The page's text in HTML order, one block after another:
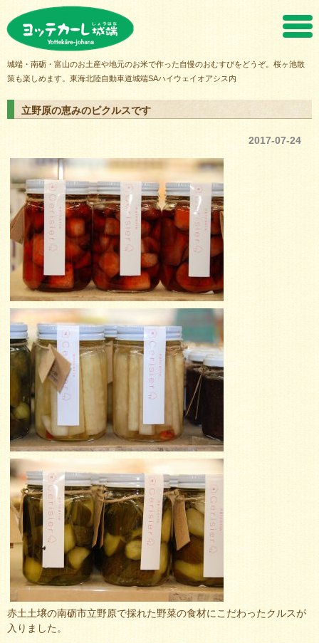
城端・南砺・富山のお土産や地元のお米で作った自慢のおむすびをどうぞ。桜ヶ池散
策も楽しめます。東海北陸自動車道城端SAハイウェイオアシス内
立野原の恵みのピクルスです
2017-07-24
赤土土壌の南砺市立野原で採れた野菜の食材にこだわったクルスが
入りました。